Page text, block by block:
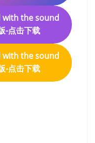
with the sound
-点击下载
with the sound
-点击下载